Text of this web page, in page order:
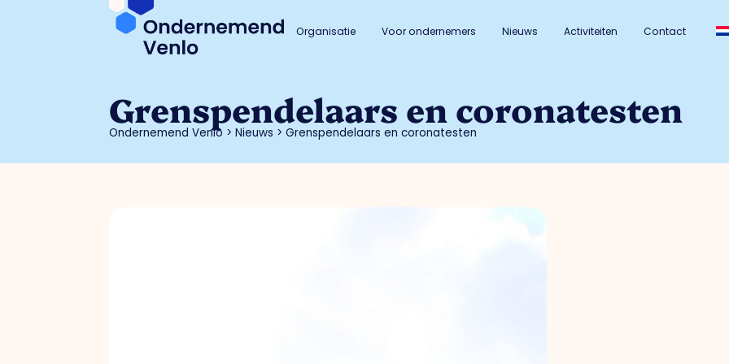
Organisatie Voor ondernemers Nieuws Activiteiten Contact
Grenspendelaars en coronatesten
Ondernemend Venlo >Nieuws >Grenspendelaars en coronatesten